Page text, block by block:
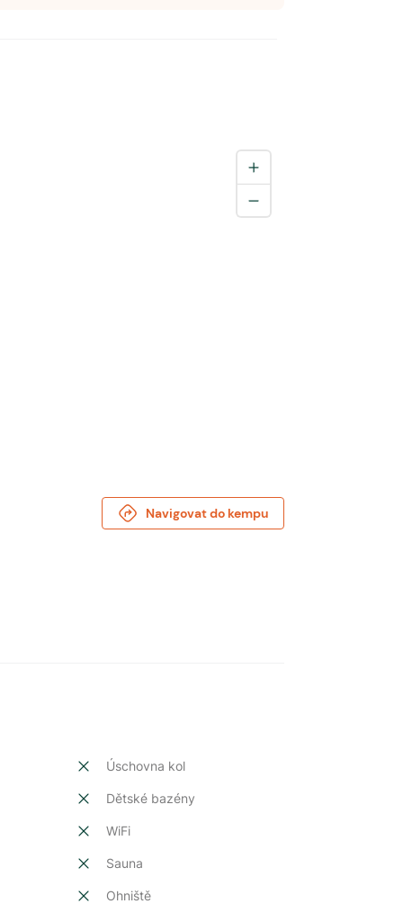
Navigovat do kempu
Úschovna kol
Dětské bazény
WiFi
Sauna
Ohniště